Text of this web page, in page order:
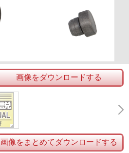
画像をダウンロードする
画像をまとめてダウンロードする